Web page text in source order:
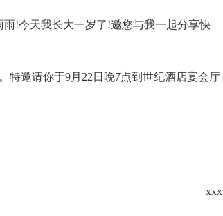
!今天我长大一岁了!邀您与我一起分享快
特邀请你于9月22日晚7点到世纪酒店宴会厅
xxx